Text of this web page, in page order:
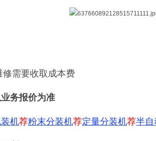
需要收取成本费
务报价为准
机荐粉末分装机荐定量分装机荐半自